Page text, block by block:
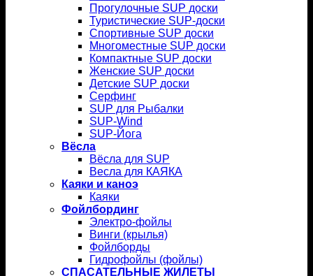
Прогулочные SUP доски
Туристические SUP-доски
Спортивные SUP доски
Многоместные SUP доски
Компактные SUP доски
Женские SUP доски
Детские SUP доски
Серфинг
SUP для Рыбалки
SUP-Wind
SUP-Йога
Вёсла
Вёсла для SUP
Весла для КАЯКА
Каяки и каноэ
Каяки
Фойлбординг
Электро-фойлы
Винги (крылья)
Фойлборды
Гидрофойлы (фойлы)
СПАСАТЕЛЬНЫЕ ЖИЛЕТЫ